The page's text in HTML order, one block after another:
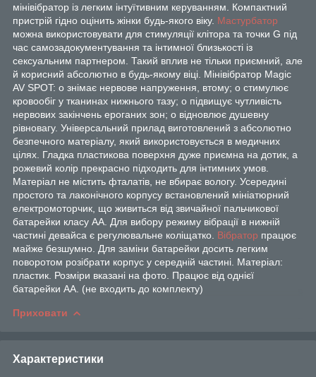
мінівібратор із легким інтуїтивним керуванням. Компактний
пристрій гідно оцінить жінки будь-якого віку. Мастурбатор
можна використовувати для стимуляції клітора та точки G під
час самозадокументування та інтимної близькості із
сексуальним партнером. Такий вплив не тільки приємний, але
й корисний абсолютно в будь-якому віці. Мінівібратор Magic
AV SPOT: o знімає нервове напруження, втому; o стимулює
кровообіг у тканинах нижнього тазу; o підвищує чутливість
нервових закінчень ероганих зон; o відновлює душевну
рівновагу. Універсальний прилад виготовлений з абсолютно
безпечного матеріалу, який використовується в медичних
цілях. Гладка пластикова поверхня дуже приємна на дотик, а
рожевий колір прекрасно підходить для інтимних умов.
Матеріал не містить фталатів, не вбирає вологу. Усередині
простого та лаконічного корпусу встановлений мініатюрний
електромоторчик, що живиться від звичайної пальчикової
батарейки класу АА. Для вибору режиму вібрації в нижній
частині девайса є регулювальне коліщатко. Вібратор працює
майже безшумно. Для заміни батарейки досить легким
поворотом розібрати корпус у середній частині. Матеріал:
пластик. Розміри вказані на фото. Працює від однієї
батарейки АА. (не входить до комплекту)
Приховати
Характеристики